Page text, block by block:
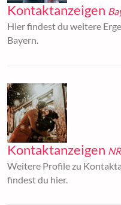
Kontaktanzeigen
Hier findest du weitere
Bayern.
Kontaktanzeigen
Weitere Profile zu
findest du hier.